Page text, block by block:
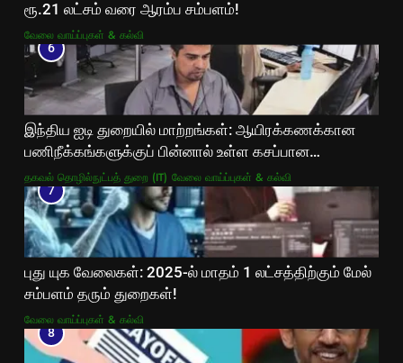
ரூ.21 லட்சம் வரை ஆரம்ப சம்பளம்!
வேலை வாய்ப்புகள் & கல்வி
6
இந்திய ஐடி துறையில் மாற்றங்கள்: ஆயிரக்கணக்கான
பணிநீக்கங்களுக்குப் பின்னால் உள்ள கசப்பான
உண்மைகள்!
தகவல் தொழில்நுட்பத் துறை (IT) வேலை வாய்ப்புகள் & கல்வி
7
புது யுக வேலைகள்: 2025-ல் மாதம் 1 லட்சத்திற்கும் மேல்
சம்பளம் தரும் துறைகள்!
வேலை வாய்ப்புகள் & கல்வி
8